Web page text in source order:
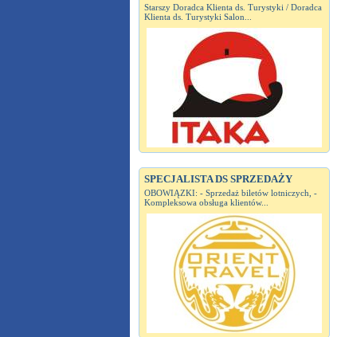
Starszy Doradca Klienta ds. Turystyki / Doradca
Klienta ds. Turystyki Salon...
SPECJALISTA DS SPRZEDAŻY
OBOWIĄZKI: - Sprzedaż biletów lotniczych, -
Kompleksowa obsługa klientów...